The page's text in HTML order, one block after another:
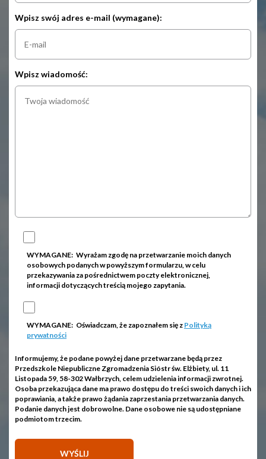
Wpisz swój adres e-mail (wymagane):
Wpisz wiadomość:
WYMAGANE: Wyrażam zgodę na przetwarzanie moich danych
osobowych podanych w powyższym formularzu, w celu
przekazywania za pośrednictwem poczty elektronicznej,
informacji dotyczących treścią mojego zapytania.
WYMAGANE: Oświadczam, że zapoznałem się z Polityką
prywatności
Informujemy, że podane powyżej dane przetwarzane będą przez
Przedszkole Niepubliczne Zgromadzenia Sióstr św. Elżbiety, ul. 11
Listopada 59, 58-302 Wałbrzych, celem udzielenia informacji zwrotnej.
Osoba przekazująca dane ma prawo dostępu do treści swoich danych i ich
poprawiania, a także prawo żądania zaprzestania przetwarzania danych.
Podanie danych jest dobrowolne. Dane osobowe nie są udostępniane
podmiotom trzecim.